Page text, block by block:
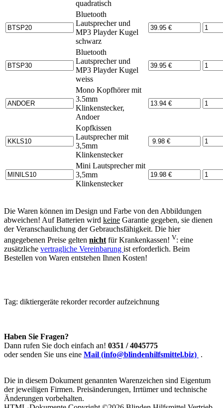
quadratisch
Bluetooth
Lautsprecher und
MP3 Playder Kugel
schwarz
Bluetooth
Lautsprecher und
MP3 Playder Kugel
weiss
Mono Kopfhörer mit
3.5mm
Klinkenstecker,
Andoer
Kopfkissen
Lautsprecher mit
3,5mm
Klinkenstecker
Mini Lautsprecher mit
3,5mm
Klinkenstecker
Die Waren können im Design und Farbe von den Abbildungen
abweichen! Auf Batterien wird keine Garantie gegeben, sie dienen
der Veranschaulichung der Gebrauchsfähigkeit. Die hier
angegebenen Preise gelten nicht für Krankenkassen! V: eine
zusätzliche vertragliche Vereinbarung ist erforderlich. Beim
Bestellen von Waren entstehen Ihnen Kosten!
Tag: diktiergeräte rekorderrecorderaufzeichnung
Haben Sie Fragen?
Dann rufen Sie doch einfach an! 0351 / 4045775
oder senden Sie uns eine Mail (info@blindenhilfsmittel.biz) .
Die in diesem Dokument genannten Warenzeichen sind Eigentum
der jeweiligen Firmen. Preisänderungen, Irrtümer und technische
Änderungen vorbehalten.